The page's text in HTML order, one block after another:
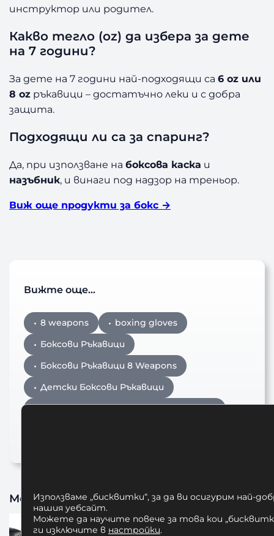
инструктор или родител.
Какво тегло (oz) да избера за дете
на 7 години?
За дете на 7 години най-подходящи са6 oz или
8 oz ръкавици – достатъчно леки и с добра
защита.
Подходящи ли са за спаринг?
Да, при използване набоксова каска и
назъбник, и винаги под надзор на треньор.
Виж още продукти за бокс →
Вижте още…
8 weapons
boxing gloves
Боксови Ръкавици
Боксови Ръкавици 8 Weapons
Детски Боксови Ръкавици
Може да харесате също
Използваме „бисквитки“, за да ви осигурим най-
нашия уебсайт.
Можете да научите повече за това кои
ги изключите в настройки.